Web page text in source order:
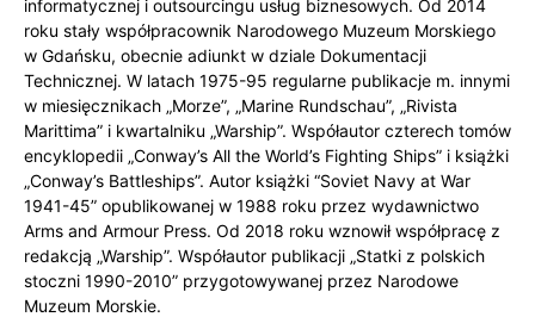
informatycznej i outsourcingu usług biznesowych. Od 2014
roku stały współpracownik Narodowego Muzeum Morskiego
w Gdańsku, obecnie adiunkt w dziale Dokumentacji
Technicznej. W latach 1975-95 regularne publikacje m. innymi
w miesięcznikach „Morze”, „Marine Rundschau”, „Rivista
Marittima” i kwartalniku „Warship”. Współautor czterech tomów
encyklopedii „Conway’s All the World’s Fighting Ships” i książki
„Conway’s Battleships”. Autor książki “Soviet Navy at War
1941-45” opublikowanej w 1988 roku przez wydawnictwo
Arms and Armour Press. Od 2018 roku wznowił współpracę z
redakcją „Warship”. Współautor publikacji „Statki z polskich
stoczni 1990-2010” przygotowywanej przez Narodowe
Muzeum Morskie.